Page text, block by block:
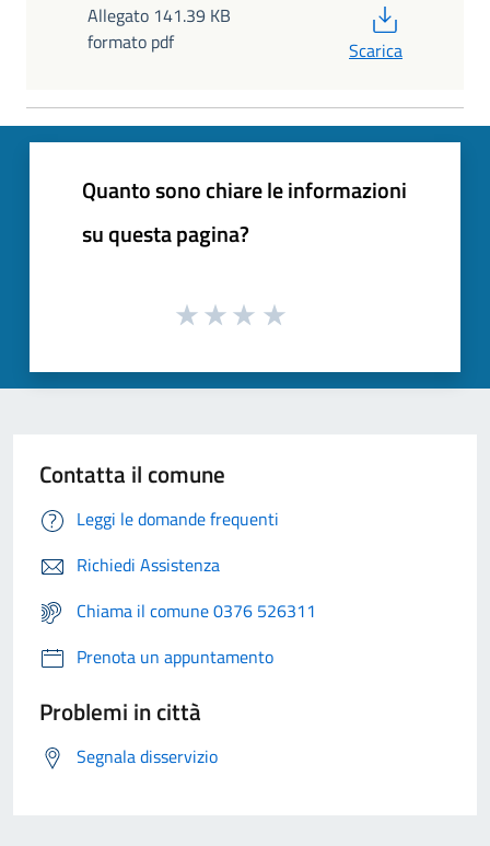
Allegato 141.39 KB
formato pdf
Scarica
Quanto sono chiare le informazioni
su questa pagina?
Contatta il comune
Leggi le domande frequenti
Richiedi Assistenza
Chiama il comune 0376 526311
Prenota un appuntamento
Problemi in città
Segnala disservizio